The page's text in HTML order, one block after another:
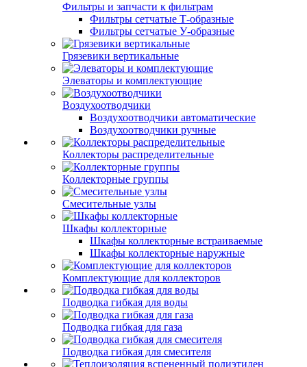
Фильтры и запчасти к фильтрам
Фильтры сетчатые Т-образные
Фильтры сетчатые У-образные
Грязевики вертикальные
Элеваторы и комплектующие
Воздухоотводчики
Воздухоотводчики автоматические
Воздухоотводчики ручные
Коллекторы распределительные
Коллекторные группы
Смесительные узлы
Шкафы коллекторные
Шкафы коллекторные встраиваемые
Шкафы коллекторные наружные
Комплектующие для коллекторов
Подводка гибкая для воды
Подводка гибкая для газа
Подводка гибкая для смесителя